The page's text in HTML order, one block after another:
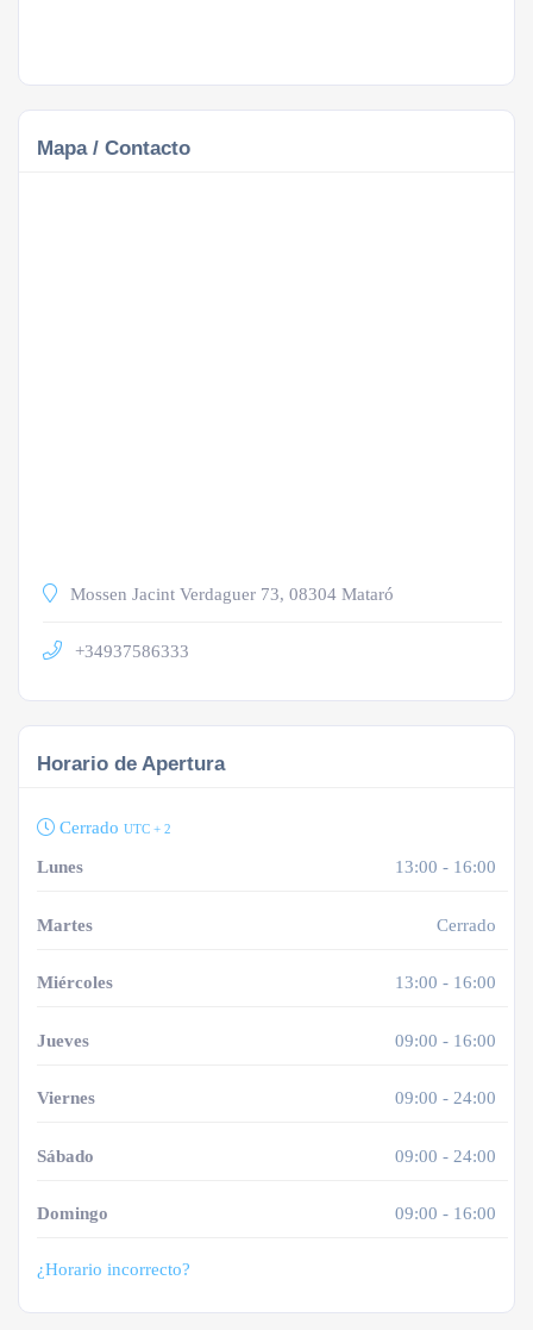
Mapa / Contacto
Mossen Jacint Verdaguer 73, 08304 Mataró
+34937586333
Horario de Apertura
Cerrado UTC + 2
Lunes 13:00 - 16:00
Martes Cerrado
Miércoles 13:00 - 16:00
Jueves 09:00 - 16:00
Viernes 09:00 - 24:00
Sábado 09:00 - 24:00
Domingo 09:00 - 16:00
¿Horario incorrecto?